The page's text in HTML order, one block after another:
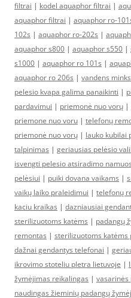
filtrai | kodel aquaphor filtrai |
aquaphor filtrai | aquaphor ro-
102s | aquaphor ro-202s |
aquaphor s800 | aquaphor s550 |
s1000 | aquaphor ro 101s |
aquaphor ro 206s | vandens
pelesio kvapa galima panaikinti |
pardavimui | priemonė nuo vorų |
priemone nuo voru | telefonų
priemonė nuo vorų | lauko kubilai
talpinimas | geriausias pelėsio
isvengti pelesio atsiradimo
pelėsiui | puiki dovana vaikams |
vaikų laiko praleidimui | telefonų
kaciu kraikas | dazniausiai
sterilizuotoms katėms | padangų
remontas | sterilizuotoms katėms
dažnai gendantys telefonai |
ikrovimo stoteliu pletra lietuvoje |
žymėjimas reikalingas | vasarinės
naudingas žieminių padangų